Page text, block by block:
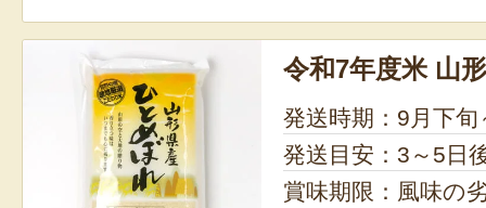
令和7年度米 山
発送時期：9月下旬
発送目安：3～5日
賞味期限：風味の